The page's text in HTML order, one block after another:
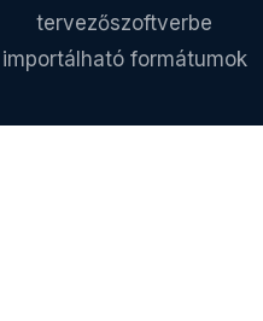
tervezőszoftverbe
importálható formátumok